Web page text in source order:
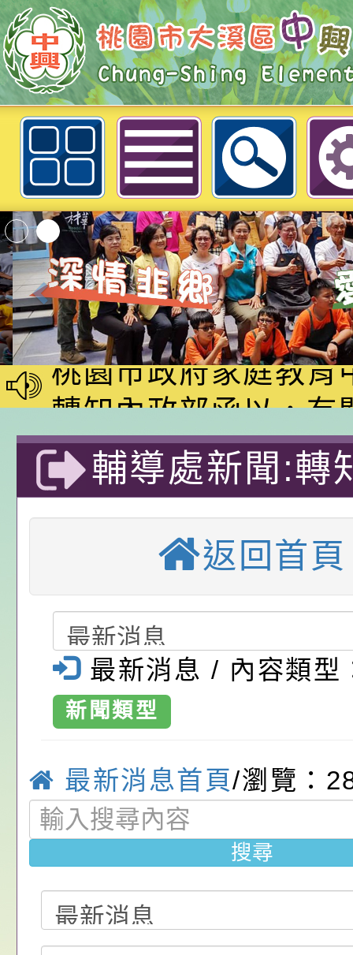
轉知:桃園市平鎮區山豐國民小學
潛能營活動-金雕細弦-桃園市大溪
「2026桃園市孔廟
動—儒門初開 智慧
桃園市政府家庭教育
家8月課程資訊」、
電影營」、「祖孫樂
「愛『原原』不絕-
樂會」、「邁向下一
列講座及成長團體
轉知內政部函以，有
員會函釋公務員留職
赴陸應申請許可一案
中興國民小學115學
期第1次第7-9招代課
甄選公告
本校「115學年度國
校課程計畫」核定一
轉知教育部國民及學
辦理「115年度教育
前教育署辦理性別平
置課程與教學人才庫
畫」一案， 請教師
請，請查照。
公告:桃園市政府腸
施問答集
轉知:桃園市交通局
減碳存摺2.0」全民
桃園市政府家庭教
年度祖孫樂淘桃－祖
祝活動」海報電子檔
關（構）、學校、民
名參加，請查照
轉知有關銓敘部建置
員退休所得重審後實
亦可利用
「2026桃園市孔廟
家8月課程資訊」、
電影營」、「祖孫樂
「愛『原原』不絕-
樂會」、「邁向下一
轉知內政部函以，有
員會函釋公務員留職
赴陸應申請許可一案
中興國民小學115學
期第1次第7-9招代課
甄選公告
本校「115學年度國
校課程計畫」核定一
轉知教育部國民及學
輔導處新聞:轉
市平鎮區山豐
學生暑假藝術
營活動-金雕細
市大溪區中興
優質教育
返回首頁
最新消息 / 內容類型
新聞類型
最新消息首頁/瀏覽：
搜尋